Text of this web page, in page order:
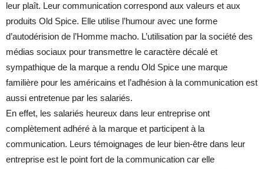
leur plaît. Leur communication correspond aux valeurs et aux
produits Old Spice. Elle utilise l’humour avec une forme
d’autodérision de l’Homme macho. L’utilisation par la société des
médias sociaux pour transmettre le caractère décalé et
sympathique de la marque a rendu Old Spice une marque
familière pour les américains et l’adhésion à la communication est
aussi entretenue par les salariés.
En effet, les salariés heureux dans leur entreprise ont
complètement adhéré à la marque et participent à la
communication. Leurs témoignages de leur bien-être dans leur
entreprise est le point fort de la communication car elle